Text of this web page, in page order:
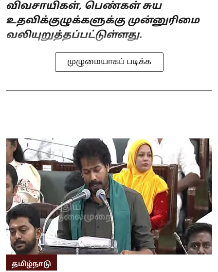
விவசாயிகள், பெண்கள் சுய
உதவிக்குழுக்களுக்கு முன்னுரிமை
வலியுறுத்தப்பட்டுள்ளது.
முழுமையாகப் படிக்க
தமிழ்நாடு